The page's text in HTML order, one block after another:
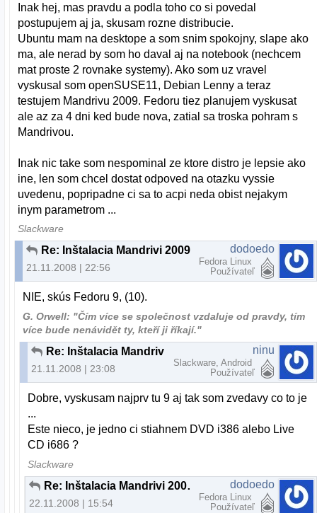
Inak hej, mas pravdu a podla toho co si povedal
postupujem aj ja, skusam rozne distribucie.
Ubuntu mam na desktope a som snim spokojny, slape ako
ma, ale nerad by som ho daval aj na notebook (nechcem
mat proste 2 rovnake systemy). Ako som uz vravel
vyskusal som openSUSE11, Debian Lenny a teraz
testujem Mandrivu 2009. Fedoru tiez planujem vyskusat
ale az za 4 dni ked bude nova, zatial sa troska pohram s
Mandrivou.
Inak nic take som nespominal ze ktore distro je lepsie ako
ine, len som chcel dostat odpoved na otazku vyssie
uvedenu, popripadne ci sa to acpi neda obist nejakym
inym parametrom ...
Slackware
21.11.2008 | 22:56
dodoedo
Fedora Linux
Používateľ
NIE, skús Fedoru 9, (10).
G. Orwell: "Čím více se společnost vzdaluje od pravdy, tím
více bude nenávidět ty, kteří ji říkají."
21.11.2008 | 23:08
ninu
Slackware, Android
Používateľ
Dobre, vyskusam najprv tu 9 aj tak som zvedavy co to je
...
Este nieco, je jedno ci stiahnem DVD i386 alebo Live
CD i686 ?
Slackware
Re: Inštalacia Mandrivi 2009 na notebook
22.11.2008 | 15:54
dodoedo
Fedora Linux
Používateľ